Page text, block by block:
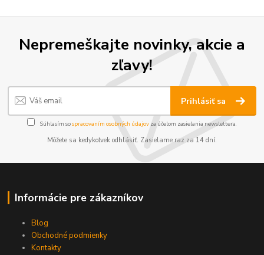
Nepremeškajte novinky, akcie a
zľavy!
Prihlásiť sa
Súhlasím sospracovaním osobných údajov za účelom zasielania newslettera.
Môžete sa kedykoľvek odhlásiť. Zasielame raz za 14 dní.
Informácie pre zákazníkov
Blog
Obchodné podmienky
Kontakty